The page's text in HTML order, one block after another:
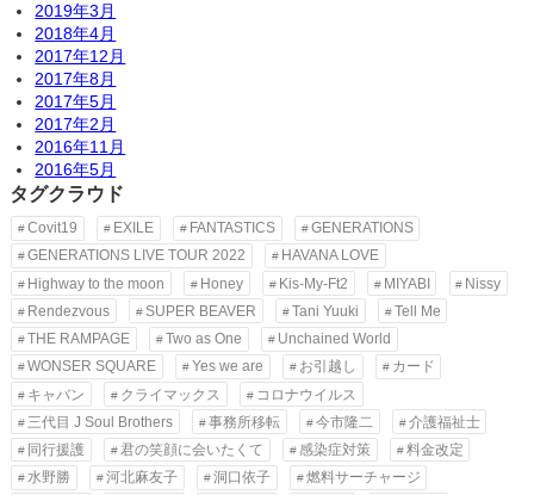
2019年3月
2018年4月
2017年12月
2017年8月
2017年5月
2017年2月
2016年11月
2016年5月
タグクラウド
Covit19 EXILE FANTASTICS
GENERATIONS
GENERATIONS LIVE TOUR 2022
HAVANA LOVE
Highway to the moon
Honey Kis-My-Ft2 MIYABI
Nissy
Rendezvous
SUPER BEAVER Tani Yuuki
Tell Me
THE RAMPAGE
Two as One
Unchained World
WONSER SQUARE
Yes we are お引越し
カード
キャバン
クライマックス
コロナウイルス
三代目 J Soul Brothers
事務所移転 今市隆二
介護福祉士
同行援護
君の笑顔に会いたくて 感染症対策
料金改定
水野勝
河北麻友子 洞口依子
燃料サーチャージ